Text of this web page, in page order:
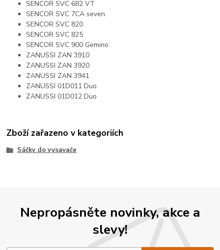
SENCOR SVC 682 VT
SENCOR SVC 7CA seven
SENCOR SVC 820
SENCOR SVC 825
SENCOR SVC 900 Gemino
ZANUSSI ZAN 3910
ZANUSSI ZAN 3920
ZANUSSI ZAN 3941
ZANUSSI 01D011 Duo
ZANUSSI 01D012 Duo
Zboží zařazeno v kategoriích
Sáčky do vysavače
Nepropásněte novinky, akce a
slevy!